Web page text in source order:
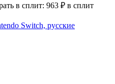
в сплит: 963 ₽ в сплит
Switch, русские